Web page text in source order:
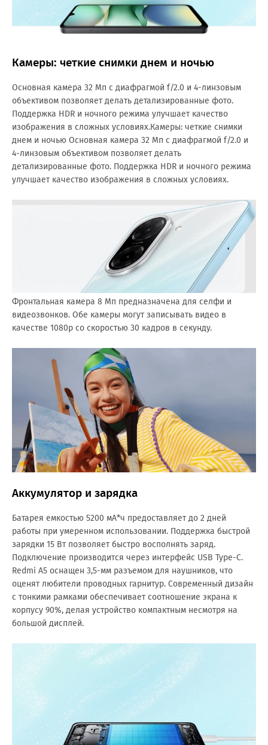
Камеры: четкие снимки днем и ночью
Основная камера 32 Мп с диафрагмой f/2.0 и 4-линзовым
объективом позволяет делать детализированные фото.
Поддержка HDR и ночного режима улучшает качество
изображения в сложных условиях.Камеры: четкие снимки
днем и ночью Основная камера 32 Мп с диафрагмой f/2.0 и
4-линзовым объективом позволяет делать
детализированные фото. Поддержка HDR и ночного режима
улучшает качество изображения в сложных условиях.
Фронтальная камера 8 Мп предназначена для селфи и
видеозвонков. Обе камеры могут записывать видео в
качестве 1080p со скоростью 30 кадров в секунду.
Аккумулятор и зарядка
Батарея емкостью 5200 мА*ч предоставляет до 2 дней
работы при умеренном использовании. Поддержка быстрой
зарядки 15 Вт позволяет быстро восполнять заряд.
Подключение производится через интерфейс USB Type-C.
Redmi A5 оснащен 3,5-мм разъемом для наушников, что
оценят любители проводных гарнитур. Современный дизайн
с тонкими рамками обеспечивает соотношение экрана к
корпусу 90%, делая устройство компактным несмотря на
большой дисплей.